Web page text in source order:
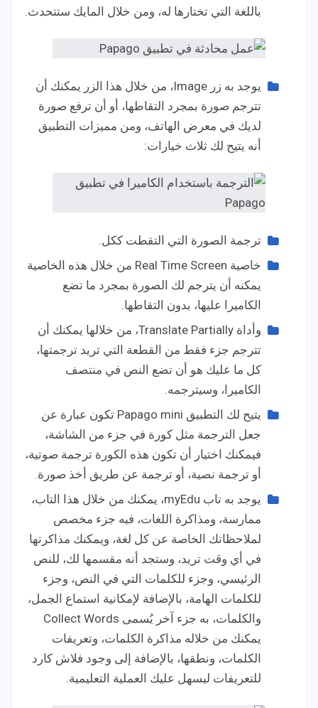
باللغة التي تختارها له، ومن خلال المايك ستتحدث.
يوجد به زر Image، من خلال هذا الزر يمكنك أن
تترجم صورة بمجرد التقاطها، أو أن ترفع صورة
لديك في معرض الهاتف، ومن مميزات التطبيق
أنه يتيح لك ثلاث خيارات:
ترجمة الصورة التي التقطت ككل.
خاصية Real Time Screen من خلال هذه الخاصية
يمكنه أن يترجم لك الصورة بمجرد ما تضع
الكاميرا عليها، بدون التقاطها.
وأداة Translate Partially، من خلالها يمكنك أن
تترجم جزء فقط من القطعة التي تريد ترجمتها،
كل ما عليك هو أن تضع النص في منتصف
الكاميرا، وسيترجمه.
يتيح لك التطبيق Papago mini تكون عبارة عن
جعل الترجمة مثل كورة في جزء من الشاشة،
فيمكنك اختيار أن تكون هذه الكورة ترجمة صوتية،
أو ترجمة نصية، أو ترجمة عن طريق أخذ صورة.
يوجد به تاب myEdu، يمكنك من خلال هذا التاب،
ممارسة، ومذاكرة اللغات، فبه جزء مخصص
لملاحظاتك الخاصة عن كل لغة، ويمكنك مذاكرتها
في أي وقت تريد، وستجد أنه مقسمها لك، للنص
الرئيسي، وجزء للكلمات التي في النص، وجزء
للكلمات الهامة، بالإضافة لإمكانية استماع الجمل،
والكلمات، به جزء آخر يُسمى Collect Words
يمكنك من خلاله مذاكرة الكلمات، وتعريفات
الكلمات، ونطقها، بالإضافة إلى وجود فلاش كارد
للتعريفات ليسهل عليك العملية التعليمية.